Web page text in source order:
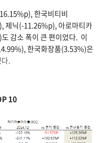
한국비티비
제닉(-11.26%p), 아로마티카
감소 폭이 큰 편이었다. 이
한국화장품(3.53%)은
.
10